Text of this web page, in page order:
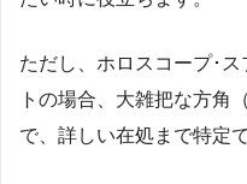
ただし、ホロスコープ･
トの場合、大雑把な方角
で、詳しい在処まで特定